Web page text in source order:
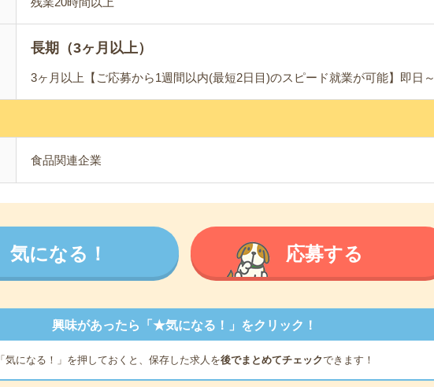
長期（3ヶ月以上）
3ヶ月以上【ご応募から1週間以内(最短2日目)のスピード就業が可能】即日～
食品関連企業
気になる！ 応募する
興味があったら「★気になる！」をクリック！
「気になる！」を押しておくと、保存した求人を後でまとめてチェックできます！